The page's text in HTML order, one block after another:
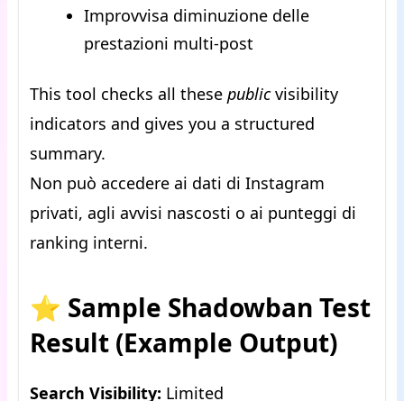
Improvvisa diminuzione delle
prestazioni multi-post
This tool checks all these publicvisibility
indicators and gives you a structured
summary.
Non può accedere ai dati di Instagram
privati, agli avvisi nascosti o ai punteggi di
ranking interni.
⭐ Sample Shadowban Test
Result (Example Output)
Search Visibility: Limited